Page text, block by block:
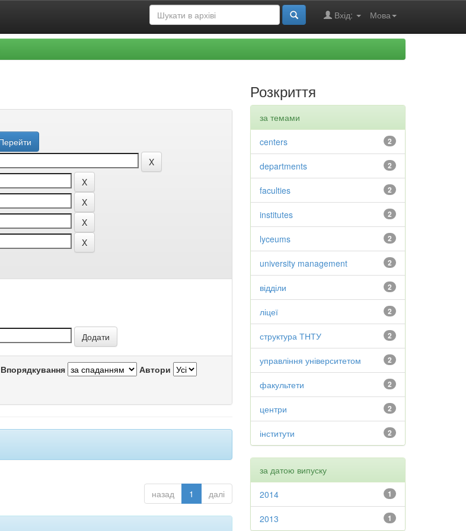
Мова
Вхід:
Впорядкування Автори
назад 1 далі
Розкриття
за темами
2
centers
2
departments
2
faculties
2
institutes
2
lyceums
2
university management
2
відділи
2
ліцеї
2
структура ТНТУ
2
управління університетом
2
факультети
2
центри
2
інститути
за датою випуску
1
2014
1
2013